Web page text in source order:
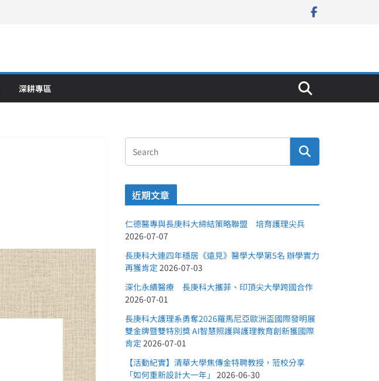
深耕專區
近期文章
仁德醫專與長庚科大締結策略聯盟 培育護理尖兵
2026-07-07
長庚科大連四年穩居《遠見》醫學大學第5名 辦學實力
再獲肯定 2026-07-03
深化永續醫療 長庚科大攜菲、印頂尖大學跨國合作
2026-07-01
長庚科大護理系勇奪2026羅馬尼亞歐洲盃國際發明展
雙金牌暨雙特別獎 AI智慧照護與護理教育創新獲國際
肯定 2026-07-01
【活動紀實】清華大學焦傳金特聘教授，蒞校分享
「如何重新設計大一年」 2026-06-30